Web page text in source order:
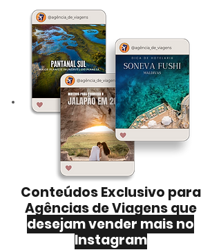
Conteúdos Exclusivo para
Agências de Viagens que
desejam vender mais no
Instagram